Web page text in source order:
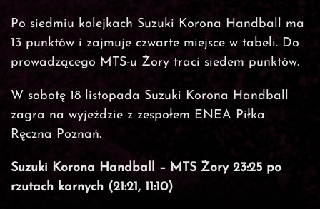
Po siedmiu kolejkach Suzuki Korona Handball ma
13 punktów i zajmuje czwarte miejsce w tabeli. Do
prowadzącego MTS-u Żory traci siedem punktów.
W sobotę 18 listopada Suzuki Korona Handball
zagra na wyjeździe z zespołem ENEA Piłka
Ręczna Poznań.
Suzuki Korona Handball – MTS Żory 23:25 po
rzutach karnych (21:21, 11:10)